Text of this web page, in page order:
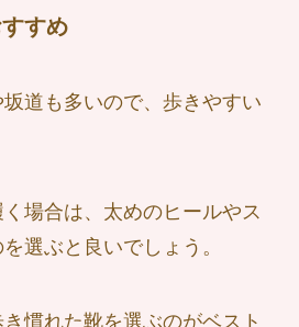
すめ
道も多いので、歩きやすい
場合は、太めのヒールやス
選ぶと良いでしょう。
慣れた靴を選ぶのがベスト